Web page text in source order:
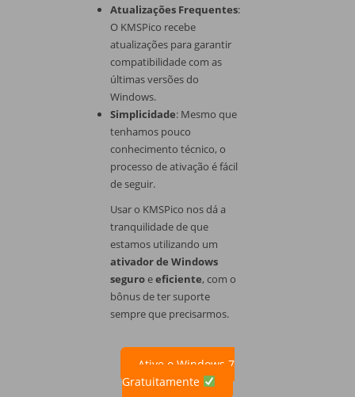
Atualizações Frequentes:
O KMSPico recebe
atualizações para garantir
compatibilidade com as
últimas versões do
Windows.
Simplicidade: Mesmo que
tenhamos pouco
conhecimento técnico, o
processo de ativação é fácil
de seguir.
Usar o KMSPico nos dá a
tranquilidade de que
estamos utilizando um
ativador de Windows
seguroeeficiente, com o
bônus de ter suporte
sempre que precisarmos.
Ative o Windows 7
Gratuitamente